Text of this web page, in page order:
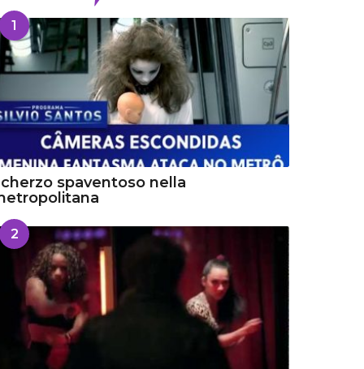
1
spaventoso nella
2